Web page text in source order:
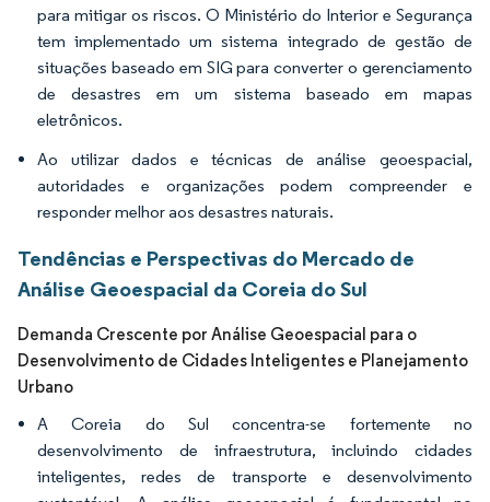
para mitigar os riscos. O Ministério do Interior e Segurança
tem implementado um sistema integrado de gestão de
situações baseado em SIG para converter o gerenciamento
de desastres em um sistema baseado em mapas
eletrônicos.
Ao utilizar dados e técnicas de análise geoespacial,
autoridades e organizações podem compreender e
responder melhor aos desastres naturais.
Tendências e Perspectivas do Mercado de
Análise Geoespacial da Coreia do Sul
Demanda Crescente por Análise Geoespacial para o
Desenvolvimento de Cidades Inteligentes e Planejamento
Urbano
A Coreia do Sul concentra-se fortemente no
desenvolvimento de infraestrutura, incluindo cidades
inteligentes, redes de transporte e desenvolvimento